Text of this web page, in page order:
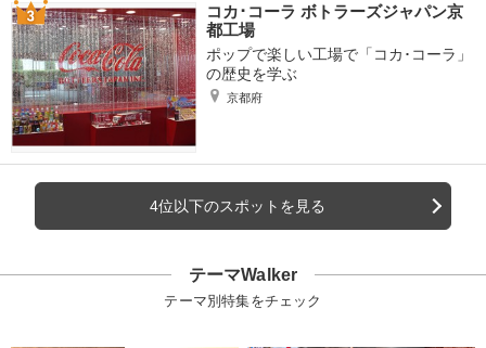
コカ･コーラ ボトラーズジャパン京
都工場
ポップで楽しい工場で「コカ･コーラ」
の歴史を学ぶ
京都府
4位以下のスポットを見る
テーマWalker
テーマ別特集をチェック